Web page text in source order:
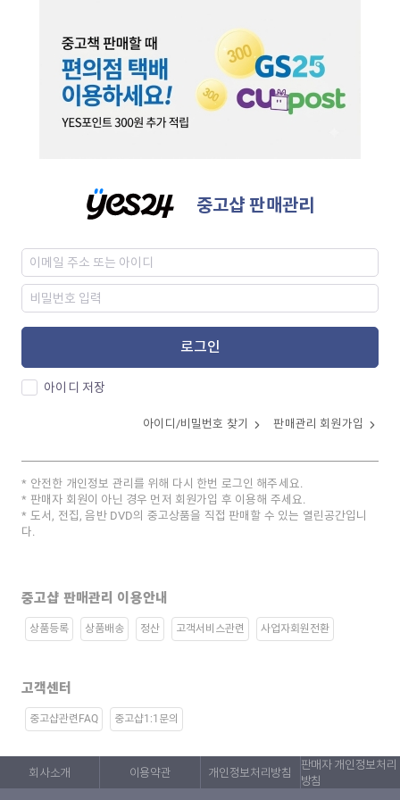
중고샵 판매관리
로그인
아이디 저장
아이디/비밀번호 찾기 판매관리 회원가입
안전한 개인정보 관리를 위해 다시 한번 로그인 해주세요.
판매자 회원이 아닌 경우 먼저 회원가입 후 이용해 주세요.
도서, 전집, 음반 DVD의 중고상품을 직접 판매할 수 있는 열린공간입니
다.
중고샵 판매관리 이용안내
상품등록 상품배송 정산 고객서비스관련 사업자회원전환
고객센터
중고샵관련FAQ 중고샵1:1문의
회사소개 이용약관 개인정보처리방침
판매자 개인정보처리
방침